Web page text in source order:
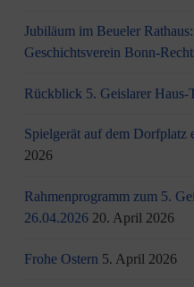
Jubiläum im Beueler
Geschichtsverein Bonn-
Rückblick 5. Geislarer Haus-
Spielgerät auf dem Dorfplatz
2026
Rahmenprogramm zum 5.
26.04.2026 20. April 2026
Frohe Ostern 5. April 2026